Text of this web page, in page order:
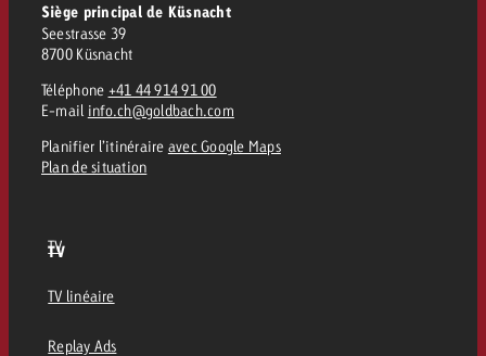
Siège principal de Küsnacht
Seestrasse 39
8700 Küsnacht
Téléphone +41 44 914 91 00
E-mail info.ch@goldbach.com
Planifier l’itinéraire avec Google Maps
Plan de situation
TV
TV
TV linéaire
Replay Ads